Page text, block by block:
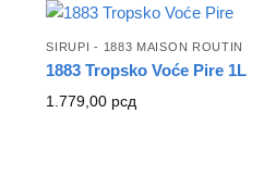
SIRUPI - 1883 MAISON ROUTIN
1883 Tropsko Voće Pire 1L
1.779,00 рсд